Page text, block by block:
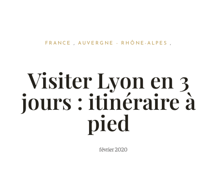
FRANCE , AUVERGNE - RHÔNE-ALPES ,
Visiter Lyon en 3
jours : itinéraire à
pied
février 2020